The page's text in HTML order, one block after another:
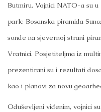
Butmiru. Vojnici NATO-a su
park: Bosanska piramida
sonde na sjevernoj strani
Vratnici. Posjetiteljma iz
prezentirani su i rezultati
kao i planovi za novu
Oduševljeni viđenim, vojnici